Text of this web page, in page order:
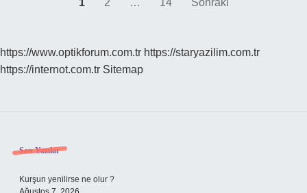
1 2 … 14 Sonraki
https://www.optikforum.com.tr https://staryazilim.com.tr
https://internot.com.tr Sitemap
Sidebar
Son Yazılar
Kurşun yenilirse ne olur ?